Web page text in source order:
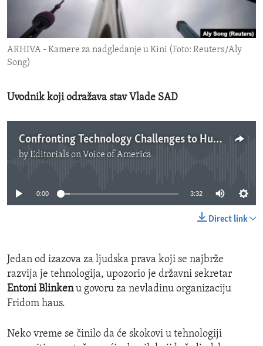
ENVIRONMENT AND HEALTH
IDEALS AND INSTITUTIONS
ARHIVA - Kamere za nadgledanje u Kini (Foto: Reuters/Aly
Song)
Uvodnik koji odražava stav Vlade SAD
Confronting Technology Challenges to Human Rights
byEditorials on Voice of America
0:00 3:32
Direct link
Jedan od izazova za ljudska prava koji se najbrže
razvija je tehnologija, upozorio je državni sekretar
Entoni Blinkenu govoru za nevladinu organizaciju
Fridom haus.
Neko vreme se činilo da će skokovi u tehnologiji